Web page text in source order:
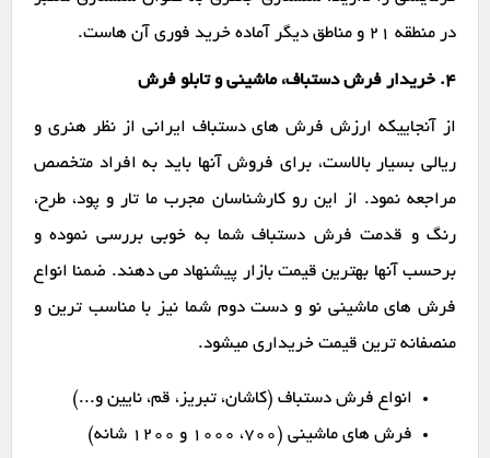
در منطقه 21 و مناطق دیگر آماده خرید فوری آن هاست.
۴. خریدار فرش دستباف، ماشینی و تابلو فرش
از آنجاییکه ارزش فرش های دستباف ایرانی از نظر هنری و
ریالی بسیار بالاست، برای فروش آنها باید به افراد متخصص
مراجعه نمود. از این رو کارشناسان مجرب ما تار و پود، طرح،
رنگ و قدمت فرش دستباف شما به خوبی بررسی نموده و
برحسب آنها بهترین قیمت بازار پیشنهاد می دهند. ضمنا انواع
فرش های ماشینی نو و دست دوم شما نیز با مناسب ترین و
منصفانه ترین قیمت خریداری میشود.
انواع فرش دستباف (کاشان، تبریز، قم، نایین و...)
فرش های ماشینی (۷۰۰، ۱۰۰۰ و ۱۲۰۰ شانه)